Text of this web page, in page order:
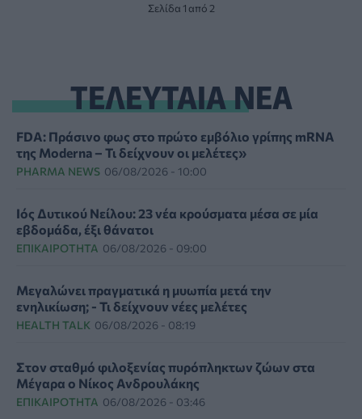
Σελίδα 1 από 2
ΤΕΛΕΥΤΑΙΑ ΝΕΑ
FDA: Πράσινο φως στο πρώτο εμβόλιο γρίπης mRNA
της Moderna – Τι δείχνουν οι μελέτες»
PHARMA NEWS 06/08/2026 - 10:00
Ιός Δυτικού Νείλου: 23 νέα κρούσματα μέσα σε μία
εβδομάδα, έξι θάνατοι
ΕΠΙΚΑΙΡΌΤΗΤΑ 06/08/2026 - 09:00
Μεγαλώνει πραγματικά η μυωπία μετά την
ενηλικίωση; - Τι δείχνουν νέες μελέτες
HEALTH TALK 06/08/2026 - 08:19
Στον σταθμό φιλοξενίας πυρόπληκτων ζώων στα
Μέγαρα ο Νίκος Ανδρουλάκης
ΕΠΙΚΑΙΡΌΤΗΤΑ 06/08/2026 - 03:46